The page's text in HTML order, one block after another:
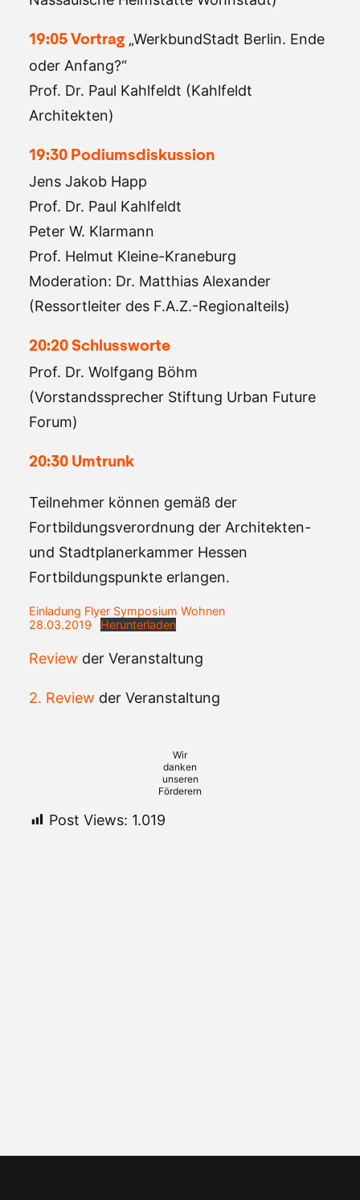
19:05 Vortrag „WerkbundStadt Berlin. Ende
oder Anfang?“
Prof. Dr. Paul Kahlfeldt (Kahlfeldt
Architekten)
19:30 Podiumsdiskussion
Jens Jakob Happ
Prof. Dr. Paul Kahlfeldt
Peter W. Klarmann
Prof. Helmut Kleine-Kraneburg
Moderation: Dr. Matthias Alexander
(Ressortleiter des F.A.Z.-Regionalteils)
20:20 Schlussworte
Prof. Dr. Wolfgang Böhm
(Vorstandssprecher Stiftung Urban Future
Forum)
20:30 Umtrunk
Teilnehmer können gemäß der
Fortbildungsverordnung der Architekten-
und Stadtplanerkammer Hessen
Fortbildungspunkte erlangen.
Einladung Flyer Symposium Wohnen
28.03.2019
Herunterladen
Review der Veranstaltung
2. Review der Veranstaltung
Wir
danken
unseren
Förderern
Post Views: 1.019